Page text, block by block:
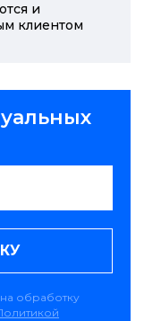
и
клиентом
обработку